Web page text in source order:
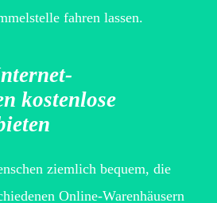
fahren lassen.
kostenlose
ziemlich bequem, die
Online-Warenhäusern